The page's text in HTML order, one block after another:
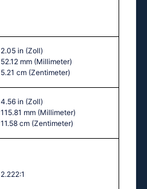
2.05 in (Zoll)
52.12 mm (Millimeter)
5.21 cm (Zentimeter)
4.56 in (Zoll)
115.81 mm (Millimeter)
11.58 cm (Zentimeter)
2.222:1